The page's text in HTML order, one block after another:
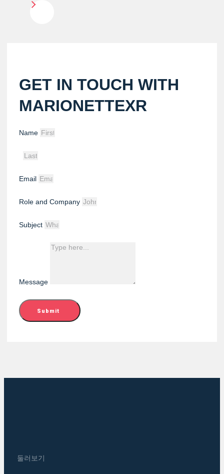
GET IN TOUCH WITH
MARIONETTEXR
Name
Email
Role and Company
Subject
Message
Submit
둘러보기